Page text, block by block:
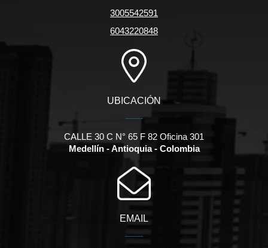
3005542591
6043220848
UBICACIÓN
CALLE 30 C N° 65 F 82 Oficina 301
Medellín - Antioquia - Colombia
EMAIL